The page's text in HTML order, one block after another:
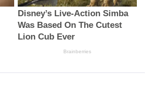
Disney’s Live-Action Simba
Was Based On The Cutest
Lion Cub Ever
Brainberries